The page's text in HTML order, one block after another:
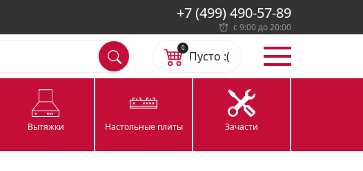
+7 (499) 490-57-89
с 9:00 до 20:00
Пусто :(
0
Вытяжки Настольные плиты Зачасти